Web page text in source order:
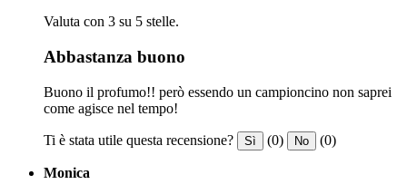
Valuta con 3 su 5 stelle.
Abbastanza buono
Buono il profumo!! però essendo un campioncino non saprei
come agisce nel tempo!
Ti è stata utile questa recensione? Sì (0) No (0)
Monica